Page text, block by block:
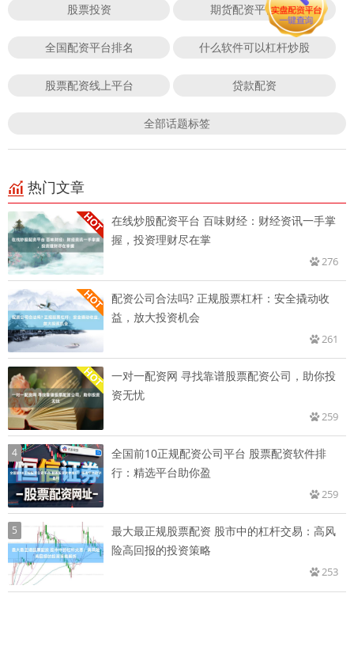
股票投资 期货配资平台门户
全国配资平台排名 什么软件可以杠杆炒股
股票配资线上平台 贷款配资
全部话题标签
热门文章
在线炒股配资平台 百味财经：财经资讯一手掌
握，投资理财尽在掌
276
配资公司合法吗? 正规股票杠杆：安全撬动收
益，放大投资机会
261
一对一配资网 寻找靠谱股票配资公司，助你投
资无忧
259
4
全国前10正规配资公司平台 股票配资软件排
行：精选平台助你盈
259
5
最大最正规股票配资 股市中的杠杆交易：高风
险高回报的投资策略
253